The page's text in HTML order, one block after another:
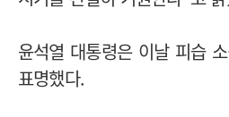
윤석열 대통령은 이날 피습
표명했다.